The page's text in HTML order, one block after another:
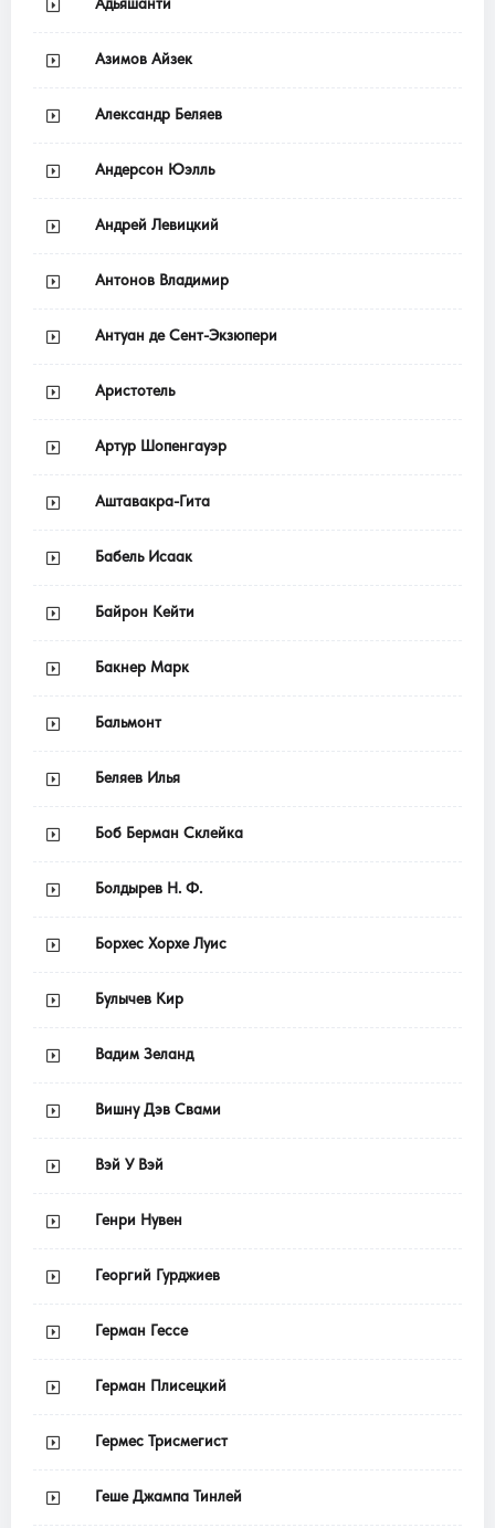
Азимов Айзек
Александр Беляев
Андерсон Юэлль
Андрей Левицкий
Антонов Владимир
Антуан де Сент-Экзюпери
Аристотель
Артур Шопенгауэр
Аштавакра-Гита
Бабель Исаак
Байрон Кейти
Бакнер Марк
Бальмонт
Беляев Илья
Боб Берман Склейка
Болдырев Н. Ф.
Борхес Хорхе Луис
Булычев Кир
Вадим Зеланд
Вишну Дэв Свами
Вэй У Вэй
Генри Нувен
Георгий Гурджиев
Герман Гессе
Герман Плисецкий
Гермес Трисмегист
Геше Джампа Тинлей